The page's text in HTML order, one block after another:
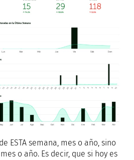
ESTA semana, mes o año, sino
o año. Es decir, que si hoy es